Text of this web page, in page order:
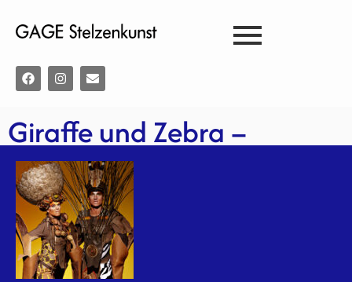
Giraffe und Zebra –
Cameelperd